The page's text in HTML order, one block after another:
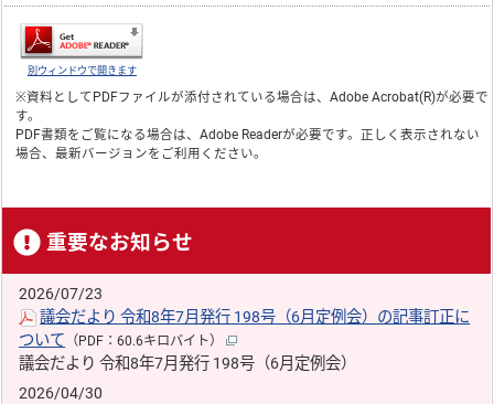
別ウィンドウで開きます
※資料としてPDFファイルが添付されている場合は、Adobe Acrobat(R)が必要で
す。
PDF書類をご覧になる場合は、Adobe Readerが必要です。正しく表示されない
場合、最新バージョンをご利用ください。
重要なお知らせ
2026/07/23
議会だより 令和8年7月発行 198号（6月定例会）の記事訂正に
ついて （PDF：60.6キロバイト）
議会だより 令和8年7月発行 198号（6月定例会）
2026/04/30